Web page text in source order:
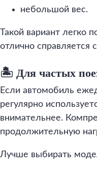
небольшой вес.
Такой вариант легко
отлично справляется
🏝️ Для частых
Если автомобиль
регулярно
внимательнее.
продолжительную
Лучше выбирать